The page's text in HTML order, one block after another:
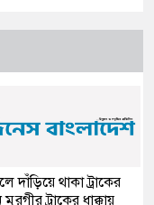
দাঁড়িয়ে থাকা ট্রাকের
ট্রাকের ধাক্কায়